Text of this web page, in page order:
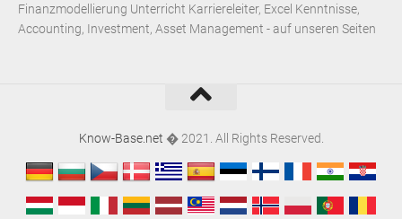
Finanzmodellierung Unterricht Karriereleiter, Excel Kenntnisse,
Accounting, Investment, Asset Management - auf unseren Seiten
Know-Base.net � 2021. All Rights Reserved.